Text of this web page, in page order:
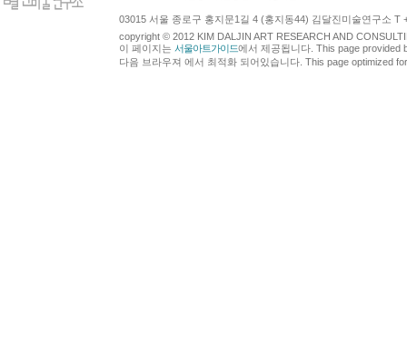
03015 서울 종로구 홍지문1길 4 (홍지동44) 김달진미술연구소 T
copyright © 2012 KIM DALJIN ART RESEARCH AND
이 페이지는 서울아트가이드에서 제공됩니다. This page provided
다음 브라우져 에서 최적화 되어있습니다. This page optimized